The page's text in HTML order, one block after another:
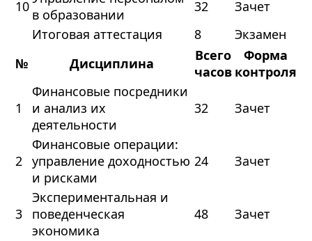
10 в образовании
32
Зачет
Итоговая аттестация
8
Экзамен
№
Дисциплина
Всего
часов
Форма
контроля
1
Финансовые посредники
и анализ их
деятельности
32 Зачет
2
Финансовые операции:
управление доходностью
и рисками
24 Зачет
3
Экспериментальная и
поведенческая
экономика
48 Зачет